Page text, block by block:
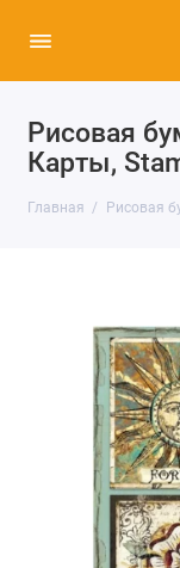
Рисовая
Карты,
Главная Рисовая